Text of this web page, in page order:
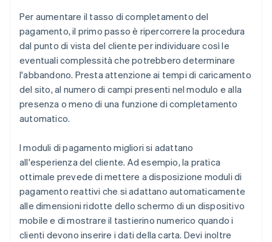
Per aumentare il tasso di completamento del
pagamento, il primo passo è ripercorrere la procedura
dal punto di vista del cliente per individuare così le
eventuali complessità che potrebbero determinare
l'abbandono. Presta attenzione ai tempi di caricamento
del sito, al numero di campi presenti nel modulo e alla
presenza o meno di una funzione di completamento
automatico.
I moduli di pagamento migliori si adattano
all'esperienza del cliente. Ad esempio, la pratica
ottimale prevede di mettere a disposizione moduli di
pagamento reattivi che si adattano automaticamente
alle dimensioni ridotte dello schermo di un dispositivo
mobile e di mostrare il tastierino numerico quando i
clienti devono inserire i dati della carta. Devi inoltre